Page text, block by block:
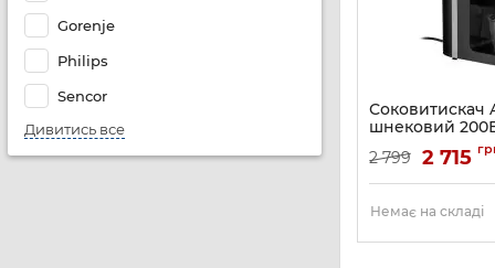
Gorenje
Philips
Sencor
Дивитись все
Соковитискач
шнековий
жмих-0.7л,
чорно-
Артикул: JEG-1500S
2 799 2 715
Немає на складі